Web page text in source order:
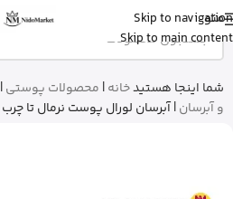
Skip to navigation
Skip to main content
منو
شما اینجا هستیدخانه| محصولات پوستی|
و آبرسان|آبرسان لورال پوست نرمال تا چرب Loreal Hydra Genius
علیاز ساری
بالم سیکاپلاست لاروش پوزای رو خرید
15 دقیقه پیش